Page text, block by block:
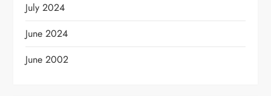
July 2024
June 2024
June 2002